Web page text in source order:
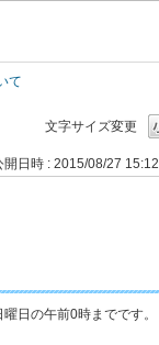
て
文字サイズ変更
開日時 : 2015/08/27 15:12
日の午前0時までです。